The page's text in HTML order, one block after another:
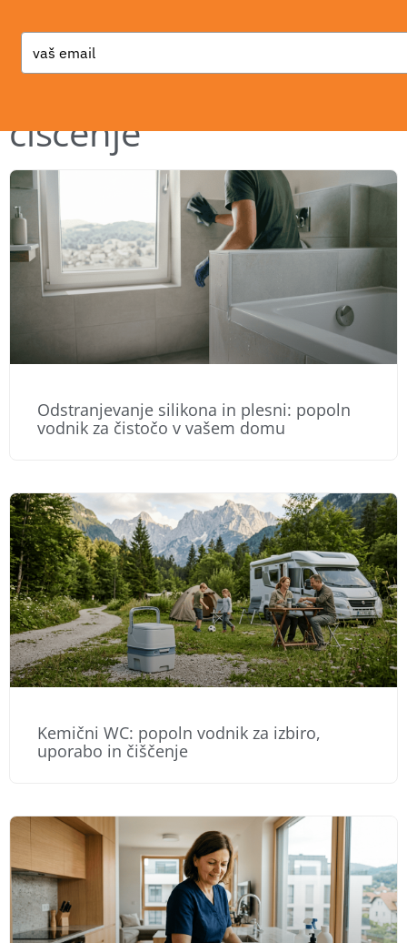
čiščenje
Odstranjevanje silikona in plesni: popoln
vodnik za čistočo v vašem domu
Kemični WC: popoln vodnik za izbiro,
uporabo in čiščenje
Type
email